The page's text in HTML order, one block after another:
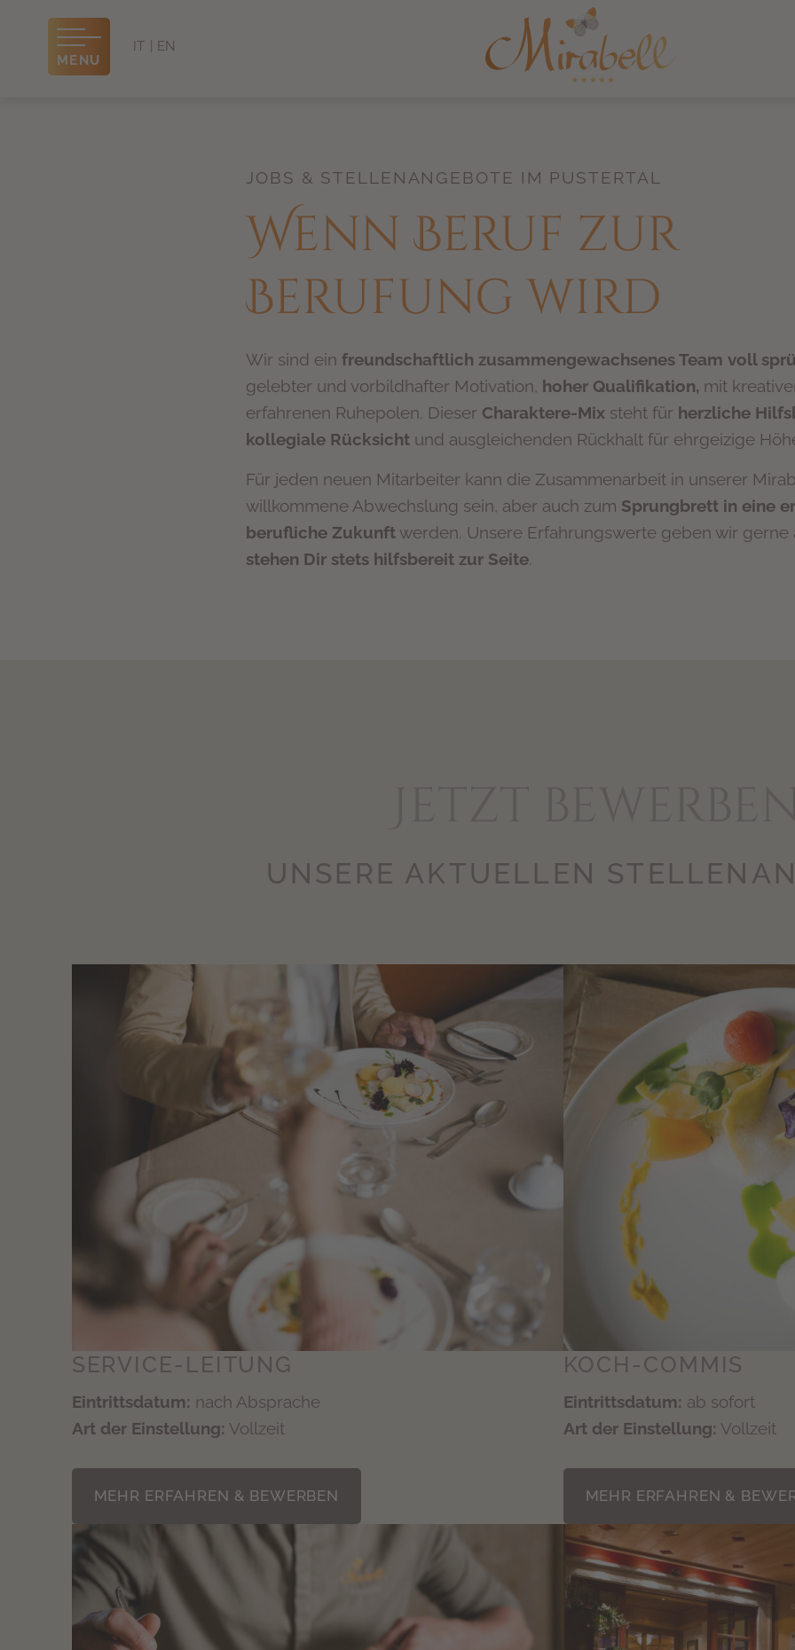
MENU
IT EN
JOBS & STELLEN­ANGEBOTE IM PUSTERTAL
Wenn Beruf zur
Berufung wird
Wir sind ein freundschaftlich zusammengewachsenes Team voll
gelebter und vorbildhafter Motivation, hoher Qualifikation, mit
erfahrenen Ruhepolen. Dieser Charaktere-Mix steht für herzliche
kollegiale Rücksicht und ausgleichenden Rückhalt für ehrgeizige
Für jeden neuen Mitarbeiter kann die Zusammenarbeit in unserer
willkommene Abwechslung sein, aber auch zum Sprungbrett in eine
berufliche Zukunft werden. Unsere Erfahrungswerte geben wir gerne
stehen Dir stets hilfsbereit zur Seite.
UNSERE AKTUELLEN
SERVICE-LEITUNG
Eintrittsdatum: nach Absprache
Art der Einstellung: Vollzeit
MEHR ERFAHREN & BEWERBEN
KOCH-COMMIS
Eintrittsdatum: ab sofort
Art der Einstellung: Vollzeit
MEHR ERFAHREN &